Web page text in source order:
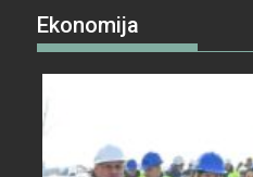
Ekonomija